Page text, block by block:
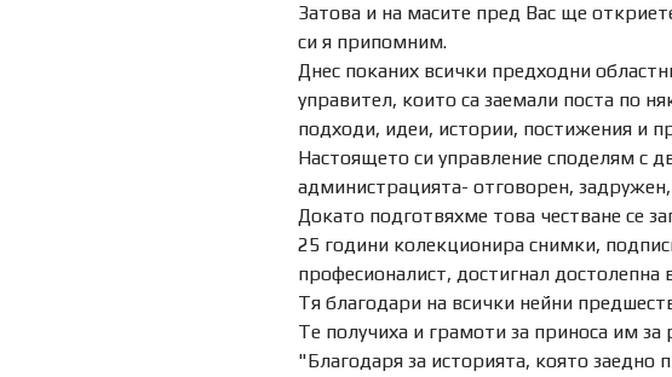
Затова и на масите пред Вас ще
си я припомним.
Днес поканих всички предходни
управител, които са заемали поста по
подходи, идеи, истории, постижения и
Настоящето си управление споделям с
администрацията- отговорен,
Докато подготвяхме това честване се
25 години колекционира снимки,
професионалист, достигнал
Тя благодари на всички нейни
Те получиха и грамоти за приноса им
"Благодаря за историята, която